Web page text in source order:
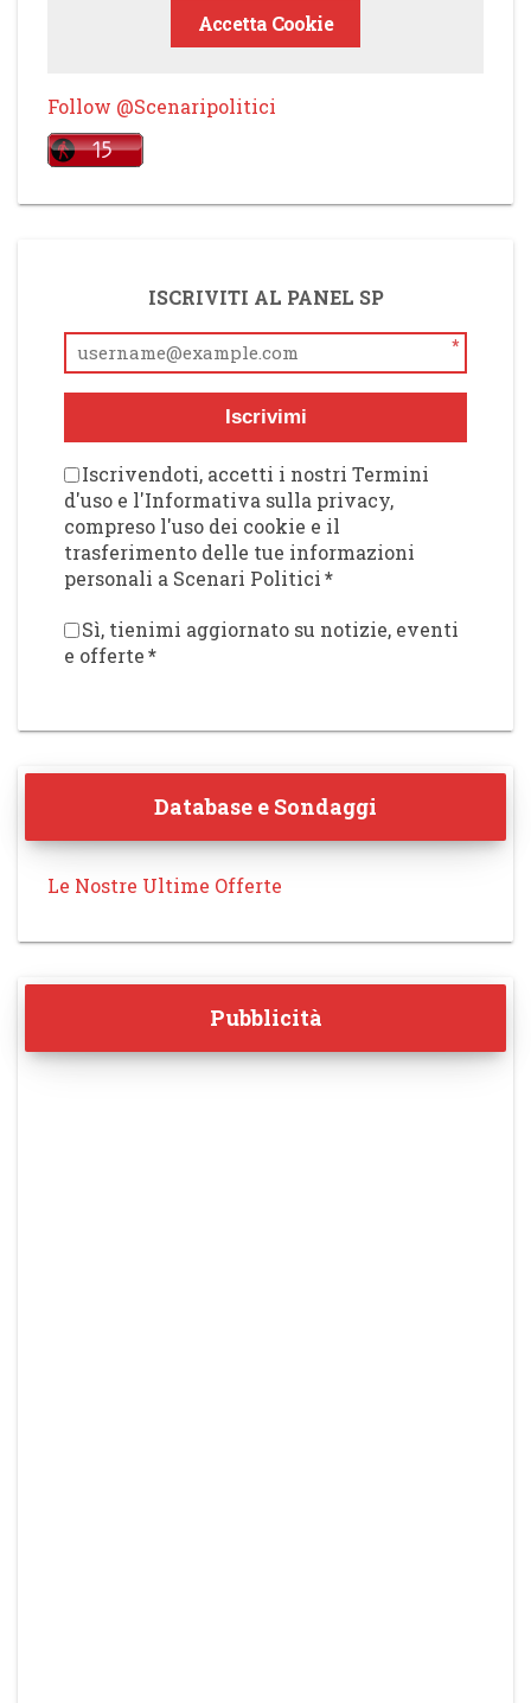
Accetta Cookie
Follow @Scenaripolitici
ISCRIVITI AL PANEL SP
*
Iscrivimi
Iscrivendoti, accetti i nostri Termini
d'uso e l'Informativa sulla privacy,
compreso l'uso dei cookie e il
trasferimento delle tue informazioni
personali a Scenari Politici*
Sì, tienimi aggiornato su notizie, eventi
e offerte*
Database e Sondaggi
Le Nostre Ultime Offerte
Pubblicità